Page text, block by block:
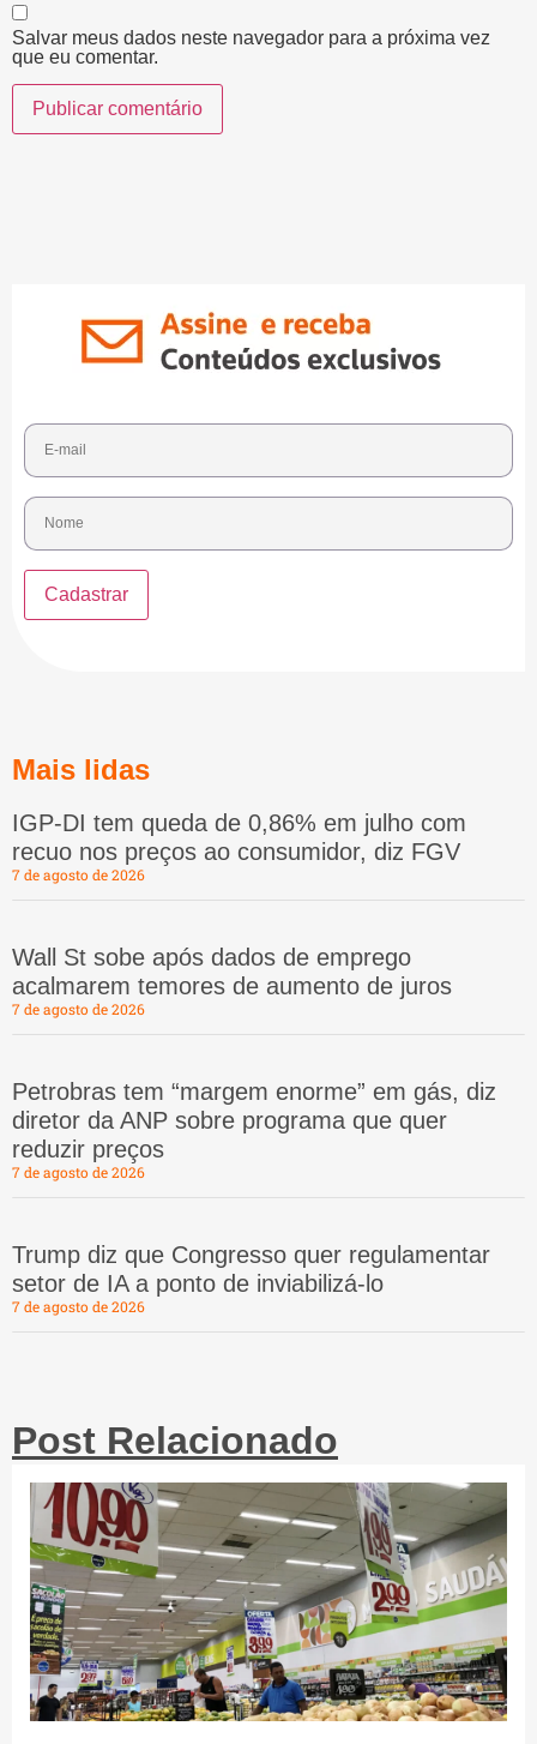
Salvar meus dados neste navegador para a próxima vez
que eu comentar.
Mais lidas
IGP-DI tem queda de 0,86% em julho com
recuo nos preços ao consumidor, diz FGV
7 de agosto de 2026
Wall St sobe após dados de emprego
acalmarem temores de aumento de juros
7 de agosto de 2026
Petrobras tem “margem enorme” em gás, diz
diretor da ANP sobre programa que quer
reduzir preços
7 de agosto de 2026
Trump diz que Congresso quer regulamentar
setor de IA a ponto de inviabilizá-lo
7 de agosto de 2026
Post Relacionado